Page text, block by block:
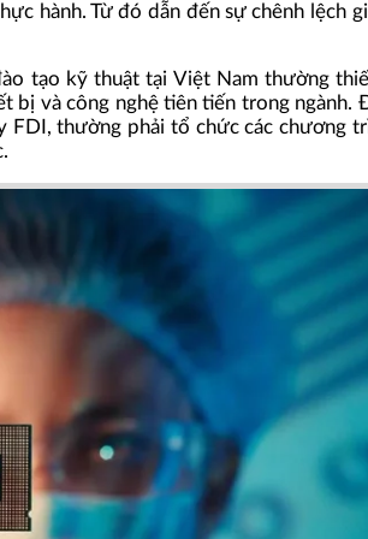
hành. Từ đó dẫn đến sự chênh lệch
tạo kỹ thuật tại Việt Nam thường
bị và công nghệ tiên tiến trong ngành.
FDI, thường phải tổ chức các chương